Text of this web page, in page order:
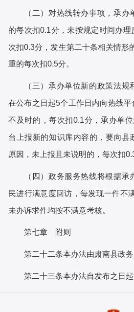
（二）对热线转办事项，承
的每次扣0.1分，未按规定时间办
次扣0.3分，发生第二十条相关情形
重的每次扣0.5分。
（三）承办单位新的政策法
在公布之日起5个工作日内向热线
不及时的，每次扣0.1分，承办单
台上报新的知识库内容的，要向县
原因，未上报且未说明的，每次扣
（四）政务服务热线将根据
民进行满意度回访，每发现一件不
未办诉求件均按不满意考核。
第七章 附则
第二十二条本办法由肃南县政
第二十三条本办法自发布之日